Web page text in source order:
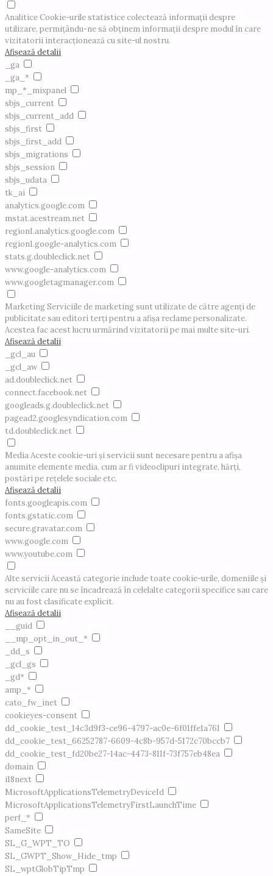
AnaliticeCookie-urile statistice colectează informații despre
utilizare, permițându-ne să obținem informații despre modul în care
vizitatorii interacționează cu site-ul nostru.
Afișează detalii
_ga
_ga_*
mp_*_mixpanel
sbjs_current
sbjs_current_add
sbjs_first
sbjs_first_add
sbjs_migrations
sbjs_session
sbjs_udata
tk_ai
analytics.google.com
mstat.acestream.net
region1.analytics.google.com
region1.google-analytics.com
stats.g.doubleclick.net
www.google-analytics.com
www.googletagmanager.com
MarketingServiciile de marketing sunt utilizate de către agenți de
publicitate sau editori terți pentru a afișa reclame personalizate.
Acestea fac acest lucru urmărind vizitatorii pe mai multe site-uri.
Afișează detalii
_gcl_au
_gcl_aw
ad.doubleclick.net
connect.facebook.net
googleads.g.doubleclick.net
pagead2.googlesyndication.com
td.doubleclick.net
MediaAceste cookie-uri și servicii sunt necesare pentru a afișa
anumite elemente media, cum ar fi videoclipuri integrate, hărți,
postări pe rețelele sociale etc.
Afișează detalii
fonts.googleapis.com
fonts.gstatic.com
secure.gravatar.com
www.google.com
www.youtube.com
Alte serviciiAceastă categorie include toate cookie-urile, domeniile și
serviciile care nu se încadrează în celelalte categorii specifice sau care
nu au fost clasificate explicit.
Afișează detalii
__guid
__mp_opt_in_out_*
_dd_s
_gcl_gs
_gd*
amp_*
cato_fw_inet
cookieyes-consent
dd_cookie_test_14c3d9f3-ce96-4797-ac0e-6f01ffe1a761
dd_cookie_test_66252787-6609-4c8b-957d-5172c70bccb7
dd_cookie_test_fd20be27-14ac-4473-811f-73f757eb48ea
domain
i18next
MicrosoftApplicationsTelemetryDeviceId
MicrosoftApplicationsTelemetryFirstLaunchTime
perf_*
SameSite
SL_G_WPT_TO
SL_GWPT_Show_Hide_tmp
SL_wptGlobTipTmp